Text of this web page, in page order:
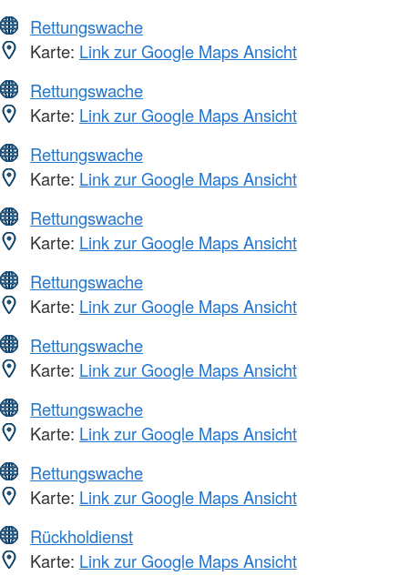
Rettungswache
Karte: Link zur Google Maps Ansicht
Rettungswache
Karte: Link zur Google Maps Ansicht
Rettungswache
Karte: Link zur Google Maps Ansicht
Rettungswache
Karte: Link zur Google Maps Ansicht
Rettungswache
Karte: Link zur Google Maps Ansicht
Rettungswache
Karte: Link zur Google Maps Ansicht
Rettungswache
Karte: Link zur Google Maps Ansicht
Rettungswache
Karte: Link zur Google Maps Ansicht
Rückholdienst
Karte: Link zur Google Maps Ansicht